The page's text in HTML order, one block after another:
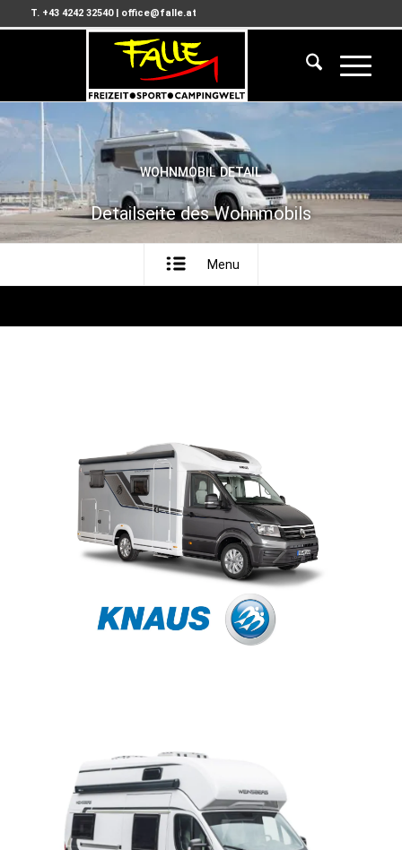
T. +43 4242 32540| office@falle.at
WOHNMOBIL DETAIL
Detailseite des Wohnmobils
Menu